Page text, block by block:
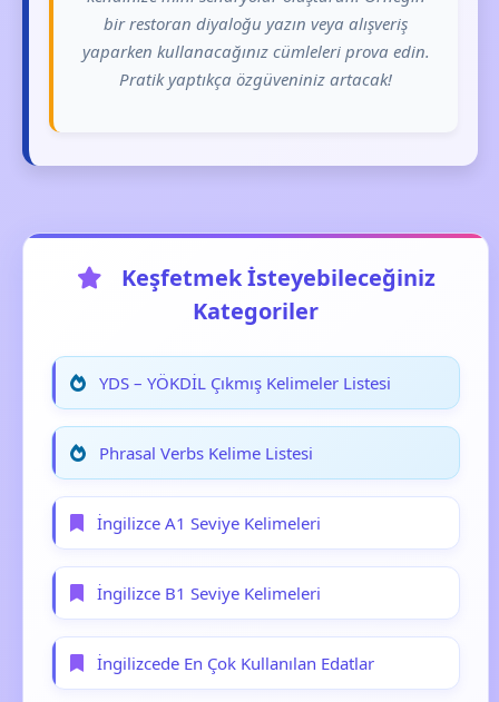
bir restoran diyaloğu yazın veya alışveriş
yaparken kullanacağınız cümleleri prova edin.
Pratik yaptıkça özgüveniniz artacak!
Keşfetmek İsteyebileceğiniz
Kategoriler
YDS – YÖKDİL Çıkmış Kelimeler Listesi
Phrasal Verbs Kelime Listesi
İngilizce A1 Seviye Kelimeleri
İngilizce B1 Seviye Kelimeleri
İngilizcede En Çok Kullanılan Edatlar